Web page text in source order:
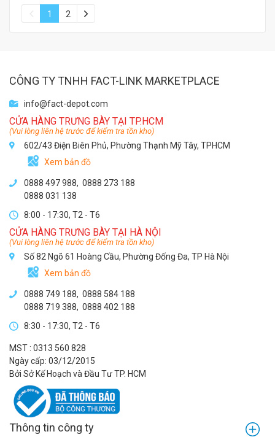
1 2
CÔNG TY TNHH FACT-LINK MARKETPLACE
info@fact-depot.com
CỬA HÀNG TRƯNG BÀY TẠI TP.HCM
(Vui lòng liên hệ trước để kiểm tra tồn kho)
602/43 Điện Biên Phủ, Phường Thạnh Mỹ Tây, TPHCM
Xem bản đồ
0888 497 988, 0888 273 188
0888 031 138
8:00 - 17:30, T2 - T6
CỬA HÀNG TRƯNG BÀY TẠI HÀ NỘI
(Vui lòng liên hệ trước để kiểm tra tồn kho)
Số 82 Ngõ 61 Hoàng Cầu, Phường Đống Đa, TP Hà Nội
Xem bản đồ
0888 749 188, 0888 584 188
0888 719 388, 0888 402 188
8:30 - 17:30, T2 - T6
MST : 0313 560 828
Ngày cấp: 03/12/2015
Bởi Sở Kế Hoạch và Đầu Tư TP. HCM
Thông tin công ty